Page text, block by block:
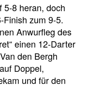
5-8 heran, doch
zum 9-5.
Anwurfleg des
einen 12-Darter
den Bergh
Doppel,
und für den